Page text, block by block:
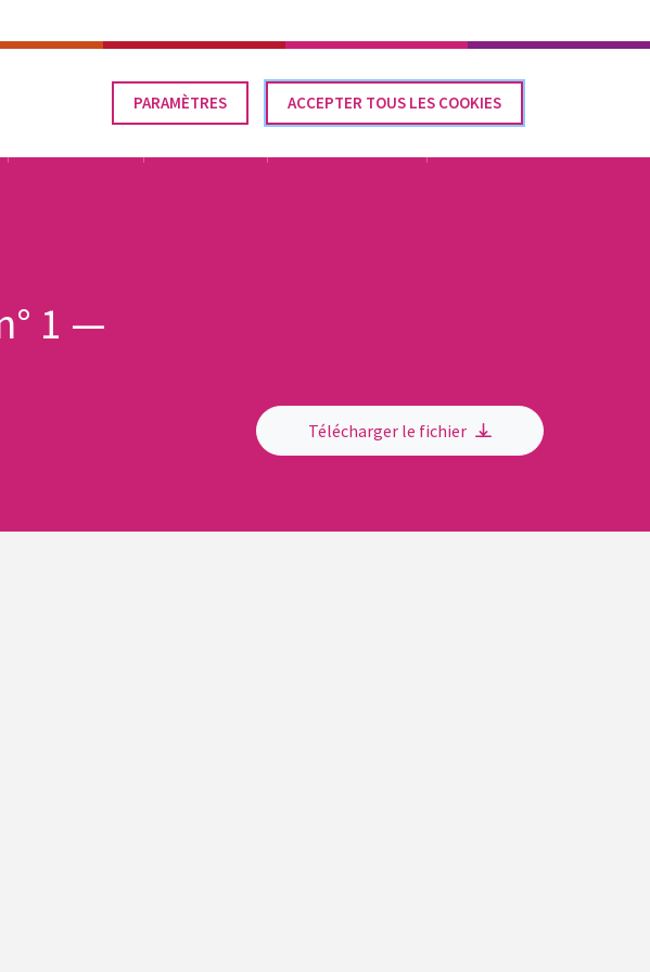
PARAMÈTRES ACCEPTER TOUS LES COOKIES
RETIRER
LE
ÉGALITÉ DES CHANCES CONTACT FR Élections communales 2024
1 —
Télécharger le fichier